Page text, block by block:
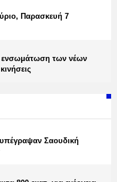
Παρασκευή 7
ενσωμάτωση των νέων
Σαουδική